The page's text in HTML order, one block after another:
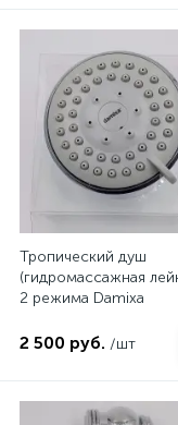
Тропический душ
(гидромассажная
2 режима Damixa
2 500 руб. /шт